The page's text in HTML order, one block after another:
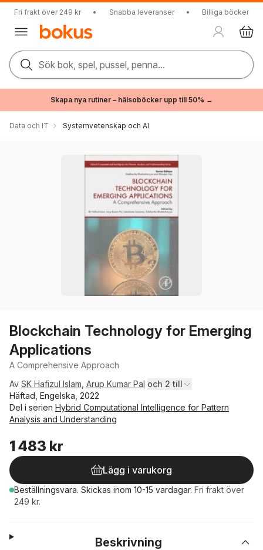
Fri frakt över 249 kr • Snabba leveranser • Billiga böcker
Sök bok, spel, pussel, penna...
Skapa nya rutiner – hälsoböcker upp till 50% →
Data och IT Systemvetenskap och AI
Blockchain Technology for Emerging
Applications
A Comprehensive Approach
Av SK Hafizul Islam Arup Kumar Pal och 2 till
Häftad, Engelska, 2022
Del i serien Hybrid Computational Intelligence for Pattern
Analysis and Understanding
1 483 kr
Lägg i varukorg
Beställningsvara. Skickas inom 10-15 vardagar. Fri frakt över
249 kr.
Beskrivning